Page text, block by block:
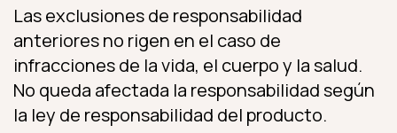
Las exclusiones de responsabilidad
anteriores no rigen en el caso de
infracciones de la vida, el cuerpo y la salud.
No queda afectada la responsabilidad según
la ley de responsabilidad del producto.